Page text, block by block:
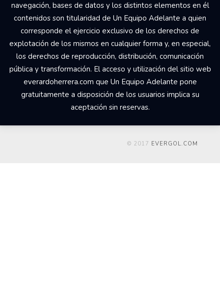
navegación, bases de datos y los distintos elementos en él
contenidos son titularidad de Un Equipo Adelante a quien
corresponde el ejercicio exclusivo de los derechos de
explotación de los mismos en cualquier forma y, en especial,
los derechos de reproducción, distribución, comunicación
pública y transformación. El acceso y utilización del sitio web
everardoherrera.com que Un Equipo Adelante pone
gratuitamente a disposición de los usuarios implica su
aceptación sin reservas.
© 2017 EVERGOL.COM